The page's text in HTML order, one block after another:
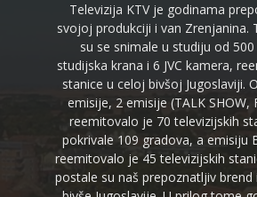
Televizija KTV je godinama
svojoj produkciji i van Zrenjanina.
su se snimale u studiju od
studijska krana i 6 JVC kamera,
stanice u celoj bivšoj Jugoslaviji.
emisije, 2 emisije (TALK SHOW,
reemitovalo je 70 televizijskih
pokrivale 109 gradova, a emisiju
reemitovalo je 45 televizijskih
postale su naš prepoznatljiv brend